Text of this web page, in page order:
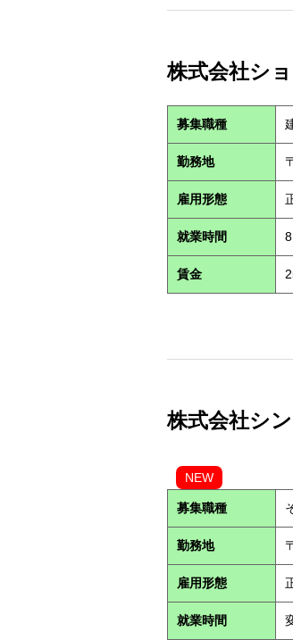
株式会社シ
募集職種
勤務地
雇用形態
就業時間
賃金
株式会社シ
NEW
募集職種
勤務地
雇用形態
就業時間